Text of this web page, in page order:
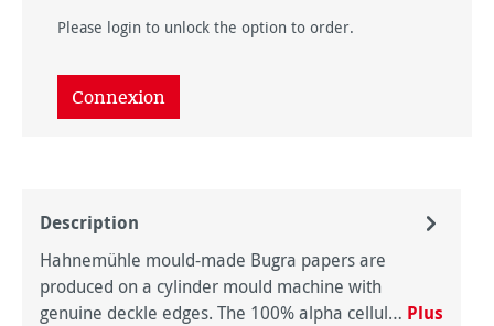
Please login to unlock the option to order.
Connexion
Description
Hahnemühle mould-made Bugra papers are
produced on a cylinder mould machine with
genuine deckle edges. The 100% alpha cellul… Plus